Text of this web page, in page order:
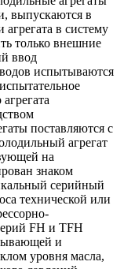
выпускаются в
в систему
только внешние
ввод
испытываются
поставляются с
агрегат
на
знаком
серийный
технической или
FH и TFH
и
уровня масла,